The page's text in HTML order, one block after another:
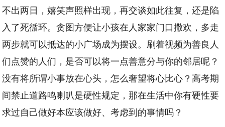
不出两日，嬉笑声照样出现，再交谈如此往复，还是陷
入了死循环。贪图方便让小孩在人家家门口撒欢，多走
两步就可以抵达的小广场成为摆设。刷着视频为善良人
们点赞的人们，是否可以将一点善意分与你的邻居呢？
没有将所谓小事放在心头，怎么奢望将心比心？高考期
间禁止道路鸣喇叭是硬性规定，那在生活中你有硬性要
求过自己做好本应该做好、考虑到的事情吗？